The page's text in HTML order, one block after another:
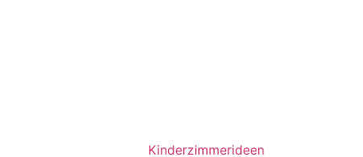
Kinderzimmerideen